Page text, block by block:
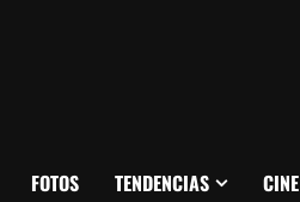
FOTOS TENDENCIAS CINE